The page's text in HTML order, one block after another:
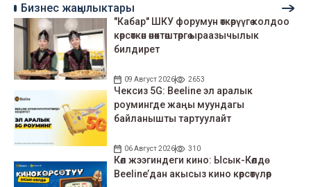
Бизнес жаңылыктары
"Кабар" ШКУ форумун өткөрүүгө колдоо
көрсөткөн өнөктөштөргө ыраазычылык
билдирет
09 Август 2026 2653
Чексиз 5G: Beeline эл аралык
роумингде жаңы муундагы
байланышты тартуулайт
06 Август 2026 310
Көл жээгиндеги кино: Ысык-Көлдө
Beeline’дан акысыз кино көрсөтүлөр